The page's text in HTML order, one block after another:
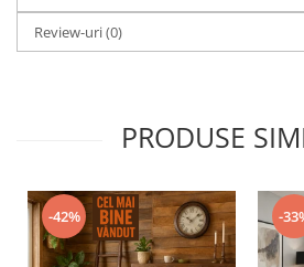
Review-uri(0)
PRODUSE
-42% -